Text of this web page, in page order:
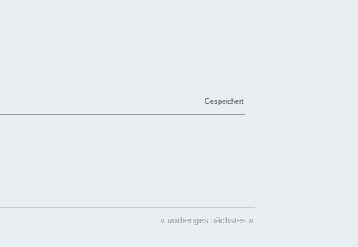
Gespeichert
« vorheriges nächstes »